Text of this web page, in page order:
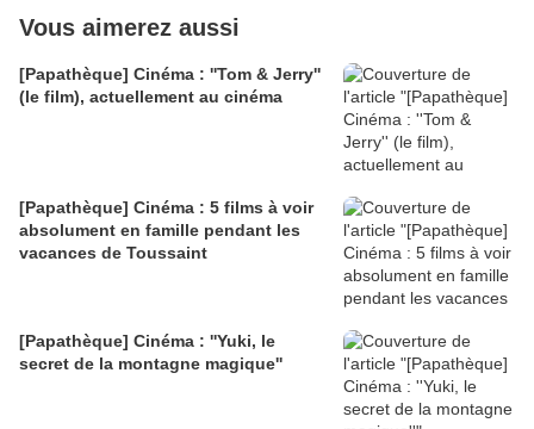
Vous aimerez aussi
[Papathèque] Cinéma : ''Tom & Jerry''
(le film), actuellement au cinéma
[Papathèque] Cinéma : 5 films à voir
absolument en famille pendant les
vacances de Toussaint
[Papathèque] Cinéma : ''Yuki, le
secret de la montagne magique''